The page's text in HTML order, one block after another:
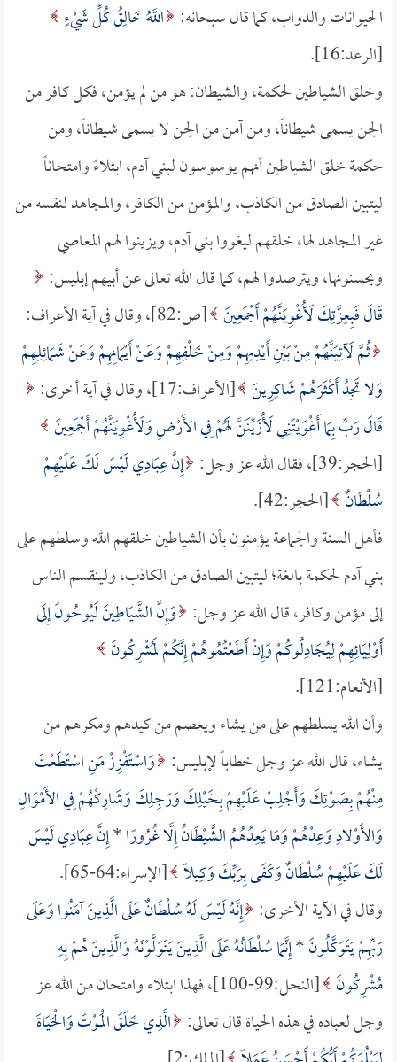
الحيوانات والدواب، كما قال سبحانه: اللَّهُ خَالِقُ كُلِّ شَيْءٍ
[الرعد:16].
وخلق الشياطين لحكمة، والشيطان: هو من لم يؤمن، فكل كافر من
الجن يسمى شيطاناً، ومن آمن من الجن لا يسمى شيطاناً، ومن
حكمة خلق الشياطين أنهم يوسوسون لبني آدم، ابتلاءً وامتحاناً
ليتبين الصادق من الكاذب، والمؤمن من الكافر، والمجاهد لنفسه من
غير المجاهد لها، خلقهم ليغووا بني آدم، ويزينوا لهم المعاصي
ويحسنونها، ويترصدوا لهم، كما قال الله تعالى عن أبيهم إبليس:
قَالَ فَبِعِزَّتِكَ لَأُغْوِيَنَّهُمْ أَجْمَعِينَ [ص:82]، وقال في آية الأعراف:
ثُمَّ لَآتِيَنَّهُمْ مِنْ بَيْنِ أَيْدِيهِمْ وَمِنْ خَلْفِهِمْ وَعَنْ أَيْمَانِهِمْ وَعَنْ شَمَائِلِهِمْ
وَلا تَجِدُ أَكْثَرَهُمْ شَاكِرِينَ [الأعراف:17]، وقال في آية أخرى:
قَالَ رَبِّ بِمَا أَغْوَيْتَنِي لَأُزَيِّنَنَّ لَهُمْ فِي الأَرْضِ وَلَأُغْوِيَنَّهُمْ أَجْمَعِينَ
[الحجر:39]، فقال الله عز وجل:
إِنَّ عِبَادِي لَيْسَ لَكَ عَلَيْهِمْ
سُلْطَانٌ [الحجر:42].
فأهل السنة والجماعة يؤمنون بأن الشياطين خلقهم الله وسلطهم على
بني آدم لحكمة بالغة؛ ليتبين الصادق من الكاذب، ولينقسم الناس
إلى مؤمن وكافر، قال الله عز وجل: وَإِنَّ الشَّيَاطِينَ لَيُوحُونَ إِلَى
أَوْلِيَائِهِمْ لِيُجَادِلُوكُمْ وَإِنْ أَطَعْتُمُوهُمْ إِنَّكُمْ لَمُشْرِكُونَ
[الأنعام:121].
وأن الله يسلطهم على من يشاء ويعصم من كيدهم ومكرهم من
يشاء، قال الله عز وجل خطاباً لإبليس: وَاسْتَفْزِزْ مَنِ اسْتَطَعْتَ
مِنْهُمْ بِصَوْتِكَ وَأَجْلِبْ عَلَيْهِمْ بِخَيْلِكَ وَرَجِلِكَ وَشَارِكْهُمْ فِي الأَمْوَالِ
وَالأَوْلادِ وَعِدْهُمْ وَمَا يَعِدُهُمُ الشَّيْطَانُ إِلَّا غُرُورًا*إِنَّ عِبَادِي لَيْسَ
لَكَ عَلَيْهِمْ سُلْطَانٌ وَكَفَى بِرَبِّكَ وَكِيلًا [الإسراء:64-65].
وقال في الآية الأخرى: إِنَّهُ لَيْسَ لَهُ سُلْطَانٌ عَلَى الَّذِينَ آمَنُوا وَعَلَى
رَبِّهِمْ يَتَوَكَّلُونَ*إِنَّمَا سُلْطَانُهُ عَلَى الَّذِينَ يَتَوَلَّوْنَهُ وَالَّذِينَ هُمْ بِهِ
مُشْرِكُونَ
[النحل:99-100]، فهذا ابتلاء وامتحان من الله عز
وجل لعباده في هذه الحياة قال تعالى: الَّذِي خَلَقَ الْمَوْتَ وَالْحَيَاةَ